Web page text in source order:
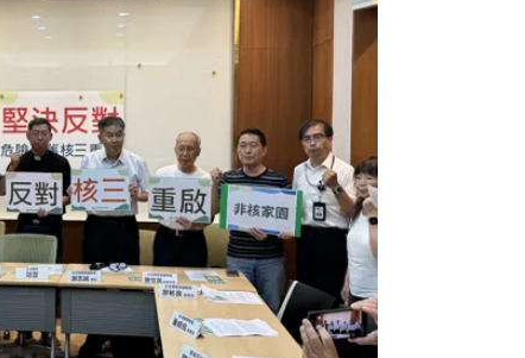
367個不同系所的學者參與，其中包括兩位
講座教授等重量級學者。民間團體與法律